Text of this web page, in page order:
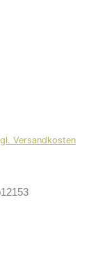
Versandkosten